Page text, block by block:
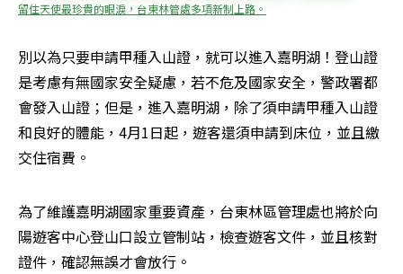
留住天使最珍貴的眼淚，台東林管處多項新制上路。
別以為只要申請甲種入山證，就可以進入嘉明湖！登山證
是考慮有無國家安全疑慮，若不危及國家安全，警政署都
會發入山證；但是，進入嘉明湖，除了須申請甲種入山證
和良好的體能，4月1日起，遊客還須申請到床位，並且繳
交住宿費。
為了維護嘉明湖國家重要資產，台東林區管理處也將於向
陽遊客中心登山口設立管制站，檢查遊客文件，並且核對
證件，確認無誤才會放行。